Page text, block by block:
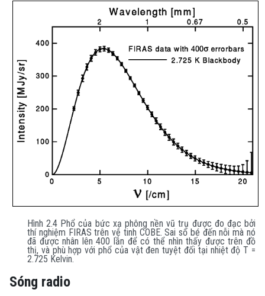
Hình 2.4 Phổ của bức xạ phông nền vũ trụ được đo đạc bởi
thí nghiệm FIRAS trên vệ tinh COBE. Sai số bé đến nỗi mà nó
đã được nhân lên 400 lần để có thể nhìn thấy được trên đồ
thị, và phù hợp với phổ của vật đen tuyệt đối tại nhiệt độ T =
2.725 Kelvin.
Sóng radio